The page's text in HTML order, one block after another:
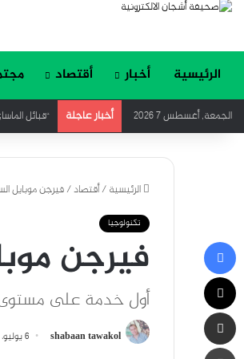
الرئيسية أخبار أقتصاد
الجمعة, أغسطس 7 2026 أخبار عاجلة قريباً.. علي
الرئيسية/أقتصاد/فيرجن موبايل
تكنولوجيا
فيرجن
أول خدمة على مستوى
shabaan tawakol 6 يوليو، 2026